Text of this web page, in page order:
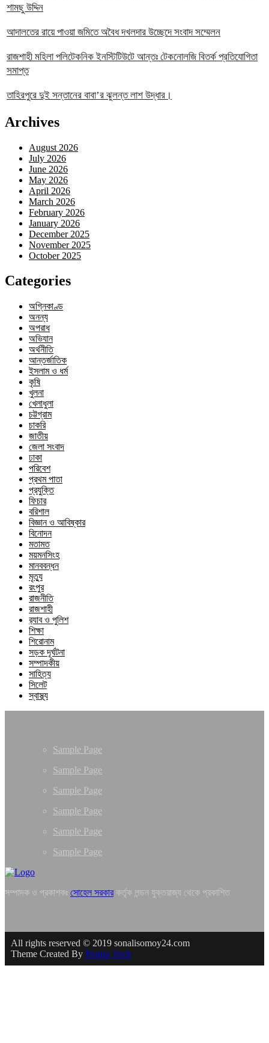
শামছু উদ্দিন
আদালতের রায়ে পাওয়া জমিতে অবৈধ দখলদার উচ্ছেদে সংবাদ সম্মেলন
রাজশাহী মহিলা পলিটেকনিক ইনস্টিটিউটে আন্তঃ টেকনোলজি বিতর্ক প্রতিযোগিতা
সমাপ্ত
তাহিরপুরে দুই সন্তানের বাবা’র ঝুলন্ত লাশ উদ্ধার।
Archives
August 2026
July 2026
June 2026
May 2026
April 2026
March 2026
February 2026
January 2026
December 2025
November 2025
October 2025
Categories
অগ্নিকাণ্ড
অনন্য
অপরাধ
অভিযান
অর্থনীতি
আন্তর্জাতিক
ইসলাম ও ধর্ম
কৃষি
খুলনা
খেলাধুলা
চট্টগ্রাম
চাকরি
জাতীয়
জেলা সংবাদ
ঢাকা
পরিবেশ
প্রথম পাতা
প্রযুক্তি
ফিচার
বরিশাল
বিজ্ঞান ও আবিষ্কার
বিনোদন
মতামত
ময়মনসিংহ
মানববন্ধন
মৃত্যু
রংপুর
রাজনীতি
রাজশাহী
র‍্যাব ও পুলিশ
শিক্ষা
শিরোনাম
সড়ক দূর্ঘটনা
সম্পাদকীয়
সাহিত্য
সিলেট
স্বাস্থ্য
Sample Page
Sample Page
Sample Page
Sample Page
Sample Page
Sample Page
সম্পাদক ও প্রকাশকঃ সোহেল সরকারকর্তৃক লন্ডন যুক্তরাজ্য থেকে প্রকাশিত
All rights reserved © 2019 sonalisomoy24.com
Theme Created By Pranto Tech